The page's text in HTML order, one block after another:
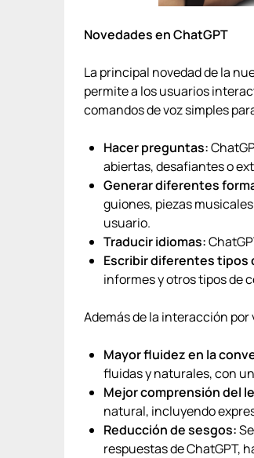
Novedades en ChatGPT
La principal novedad de la
permite a los usuarios
comandos de voz simples
Hacer preguntas:
abiertas, desafiantes o
Generar diferentes
guiones, piezas
usuario.
Traducir idiomas:
Escribir diferentes tipos
informes y otros tipos de
Además de la interacción
Mayor fluidez en la
fluidas y naturales, con
Mejor comprensión del
natural, incluyendo
Reducción de sesgos:
respuestas de ChatGPT,